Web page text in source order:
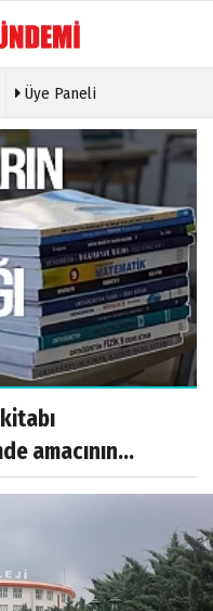
Köşe
Yazarları
Video
Galeri
Foto
Galeri
Etkinlikler
Künye
İletişim
Çerez
Politikası
Gizlilik
İlkeleri
Üye Paneli
amacının...